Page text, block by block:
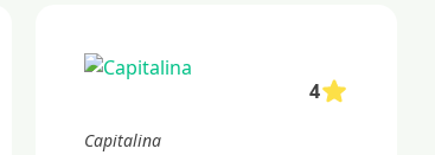
4
Capitalina